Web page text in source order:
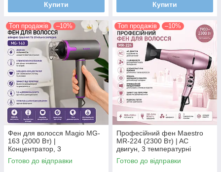
Купити Купити
Топ продажів –10%
Фен для волосся Magio MG-
163 (2000 Вт) |
Концентратор, 3
температурні режими, захист
від перегріву
Готово до відправки
Топ продажів –10%
Професійний фен Maestro
MR-224 (2300 Вт) | AC
двигун, 3 температурні
режими, холодне повітря,
професійний концентратор
Готово до відправки